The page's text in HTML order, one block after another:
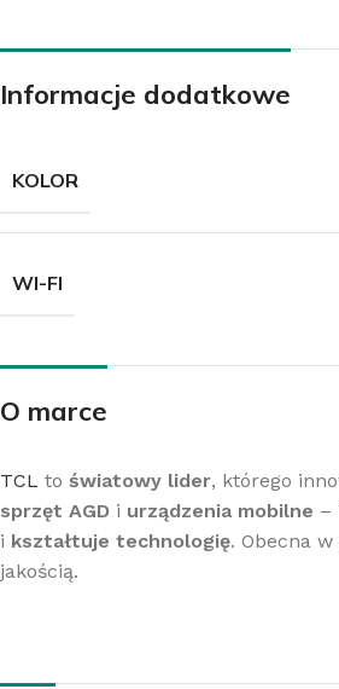
Klimatyzatory kasetowe
Środki czystości do
Akcesoria do klimatyzacji
Informacje dodatkowe
KOLOR
WI-FI
O marce
TCL to światowy lider, którego
sprzęt AGD i urządzenia mobilne –
i kształtuje technologię. Obecna w
jakością.